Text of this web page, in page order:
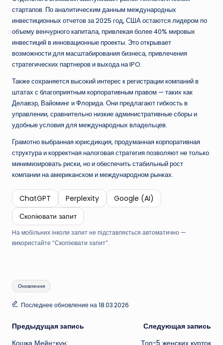
стартапов. По аналитическим данным международных
инвестиционных отчетов за 2025 год, США остаются лидером по
объему венчурного капитала, привлекая более 40% мировых
инвестиций в инновационные проекты. Это открывает
возможности для масштабирования бизнеса, привлечения
стратегических партнеров и выхода на IPO.
Также сохраняется высокий интерес к регистрации компаний в
штатах с благоприятным корпоративным правом — таких как
Делавэр, Вайоминг и Флорида. Они предлагают гибкость в
управлении, сравнительно низкие административные сборы и
удобные условия для международных владельцев.
Грамотно выбранная юрисдикция, продуманная корпоративная
структура и корректная налоговая стратегия позволяют не только
минимизировать риски, но и обеспечить стабильный рост
компании на американском и международном рынках.
ChatGPT Perplexity
Google (AI)
Скопіювати запит
На мобільних інколи запит не підставляється автоматично —
використайте “Скопіювати запит”.
Метки:
Оновлення
Последнее обновление на 18.03.2026
Навигация
Предыдущая запись Следующая запись